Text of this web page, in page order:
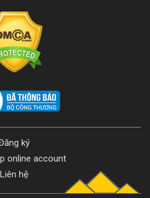
ký
online account
Liên hệ